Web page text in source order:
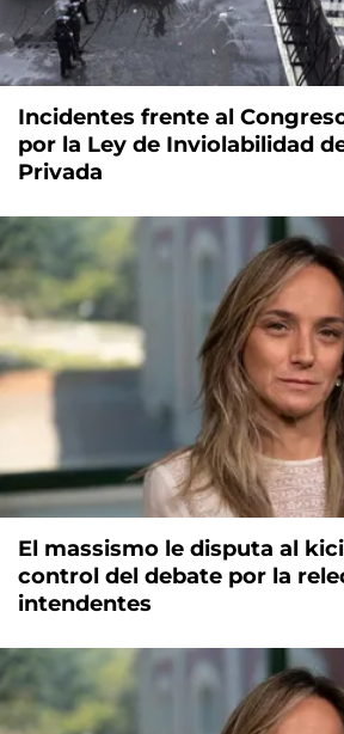
Incidentes frente al
por la Ley de Inviolabilidad
Privada
El massismo le disputa al
control del debate por la
intendentes